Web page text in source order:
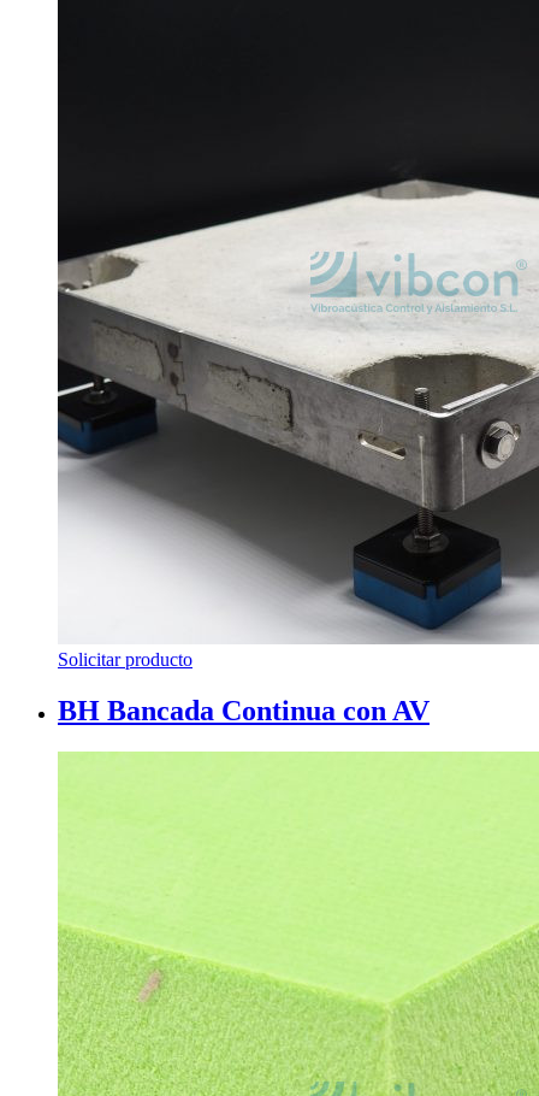
Solicitar producto
BH Bancada Continua con AV